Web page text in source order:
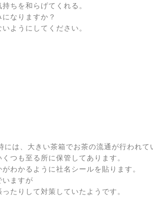
ちを和らげてくれる。
なりますか？
ようにしてください。
は、大きい茶箱でお茶の流通が行われて
つも至る所に保管してあります。
わかるように社名シールを貼ります。
いますが
たりして対策していたようです。